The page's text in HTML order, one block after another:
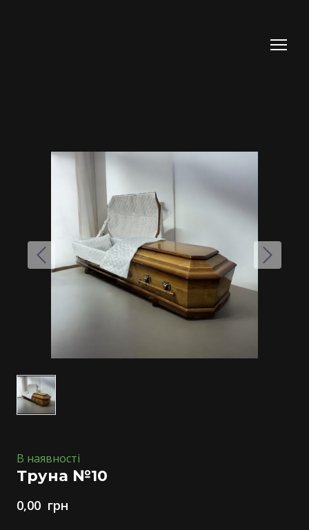
В наявності
Труна №10
0,00  грн